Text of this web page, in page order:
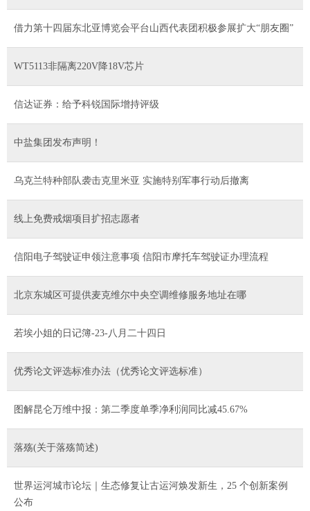
借力第十四届东北亚博览会平台山西代表团积极参展扩大“朋友圈”
WT5113非隔离220V降18V芯片
信达证券：给予科锐国际增持评级
中盐集团发布声明！
乌克兰特种部队袭击克里米亚 实施特别军事行动后撤离
线上免费戒烟项目扩招志愿者
信阳电子驾驶证申领注意事项 信阳市摩托车驾驶证办理流程
北京东城区可提供麦克维尔中央空调维修服务地址在哪
若埃小姐的日记簿-23-八月二十四日
优秀论文评选标准办法（优秀论文评选标准）
图解昆仑万维中报：第二季度单季净利润同比减45.67%
落殇(关于落殇简述)
世界运河城市论坛｜生态修复让古运河焕发新生，25 个创新案例
公布